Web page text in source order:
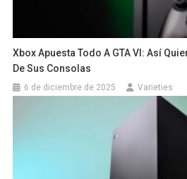
Xbox Apuesta Todo A GTA VI: Así
De Sus Consolas
6 de diciembre de 2025 Varieties